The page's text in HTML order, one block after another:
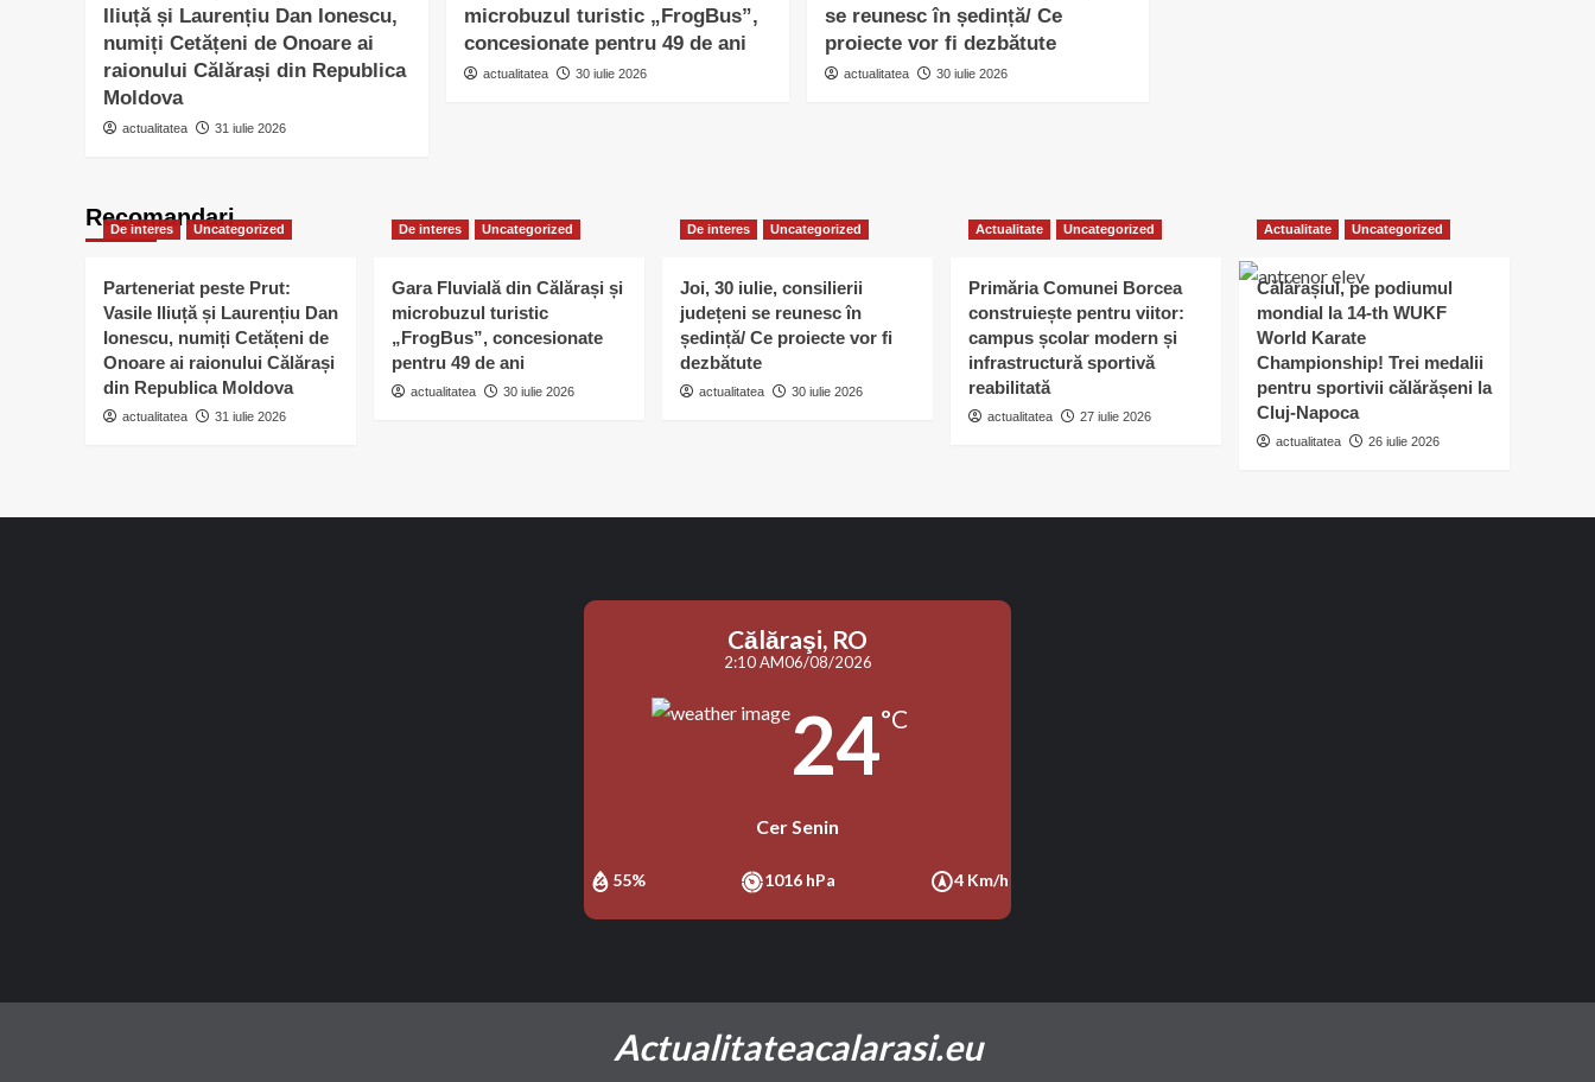
Iliuță și Laurențiu Dan Ionescu,
numiți Cetățeni de Onoare ai
raionului Călărași din Republica
Moldova
actualitatea 31 iulie 2026
microbuzul turistic „FrogBus”,
concesionate pentru 49 de ani
actualitatea 30 iulie 2026
se reunesc în ședință/ Ce
proiecte vor fi dezbătute
actualitatea 30 iulie 2026
Recomandari
De interes Uncategorized
Parteneriat peste Prut:
Vasile Iliuță și Laurențiu Dan
Ionescu, numiți Cetățeni de
Onoare ai raionului Călărași
din Republica Moldova
actualitatea 31 iulie 2026
De interes Uncategorized
Gara Fluvială din Călărași și
microbuzul turistic
„FrogBus”, concesionate
pentru 49 de ani
actualitatea 30 iulie 2026
De interes Uncategorized
Joi, 30 iulie, consilierii
județeni se reunesc în
ședință/ Ce proiecte vor fi
dezbătute
actualitatea 30 iulie 2026
Actualitate Uncategorized
Primăria Comunei Borcea
construiește pentru viitor:
campus școlar modern și
infrastructură sportivă
reabilitată
actualitatea 27 iulie 2026
Actualitate Uncategorized
Călărașiul, pe podiumul
mondial la 14-th WUKF
World Karate
Championship! Trei medalii
pentru sportivii călărășeni la
Cluj-Napoca
actualitatea 26 iulie 2026
Călăraşi, RO
2:10 AM06/08/2026
24°C
Cer Senin
55% 1016 hPa 4 Km/h
Actualitateacalarasi.eu